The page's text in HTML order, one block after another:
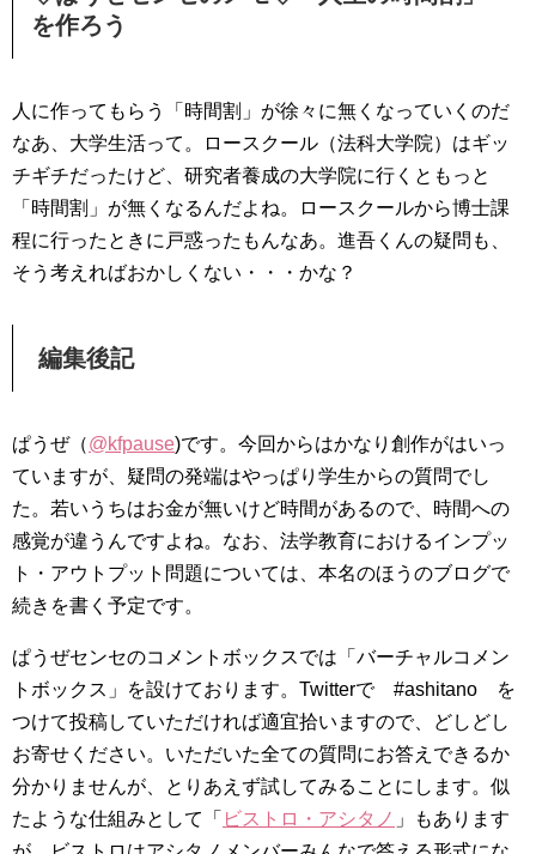
を作ろう
人に作ってもらう「時間割」が徐々に無くなっていくのだ
なあ、大学生活って。ロースクール（法科大学院）はギッ
チギチだったけど、研究者養成の大学院に行くともっと
「時間割」が無くなるんだよね。ロースクールから博士課
程に行ったときに戸惑ったもんなあ。進吾くんの疑問も、
そう考えればおかしくない・・・かな？
編集後記
ぱうぜ（@kfpause)です。今回からはかなり創作がはいっ
ていますが、疑問の発端はやっぱり学生からの質問でし
た。若いうちはお金が無いけど時間があるので、時間への
感覚が違うんですよね。なお、法学教育におけるインプッ
ト・アウトプット問題については、本名のほうのブログで
続きを書く予定です。
ぱうぜセンセのコメントボックスでは「バーチャルコメン
トボックス」を設けております。Twitterで #ashitano を
つけて投稿していただければ適宜拾いますので、どしどし
お寄せください。いただいた全ての質問にお答えできるか
分かりませんが、とりあえず試してみることにします。似
たような仕組みとして「 ビストロ・アシタノ 」もあります